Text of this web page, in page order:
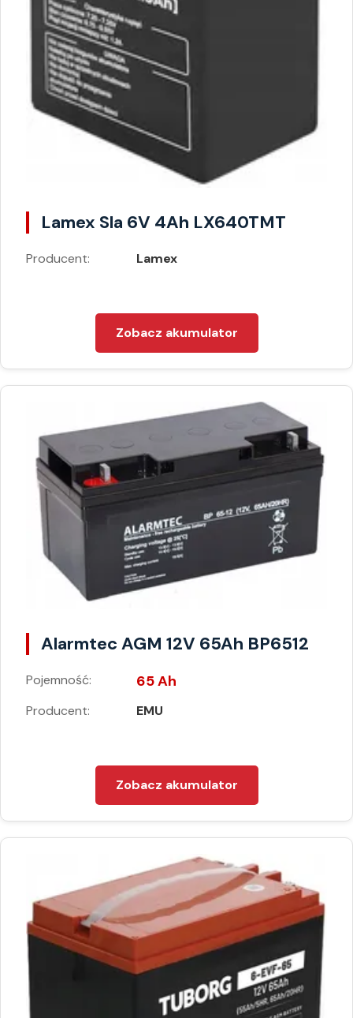
Lamex Sla 6V 4Ah LX640TMT
Producent: Lamex
Zobacz akumulator
Alarmtec AGM 12V 65Ah BP6512
Pojemność: 65 Ah
Producent: EMU
Zobacz akumulator